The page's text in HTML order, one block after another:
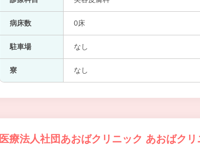
病床数 0床
駐車場 なし
寮 なし
医療法人社団あおばクリニック あおばク